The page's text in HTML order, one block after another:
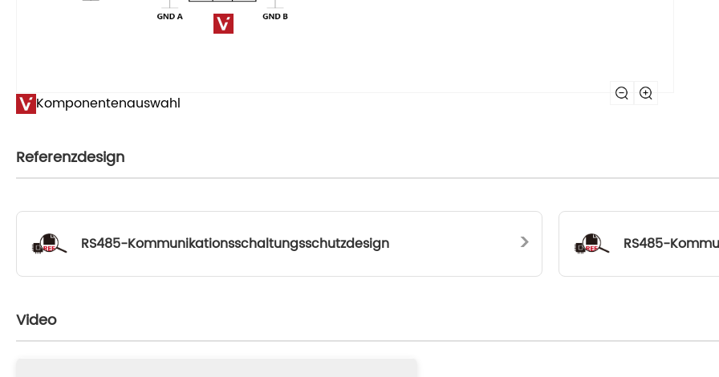
Komponentenauswahl
Referenzdesign
RS485-Kommunikationsschaltungsschutzdesign > RS485-
Video